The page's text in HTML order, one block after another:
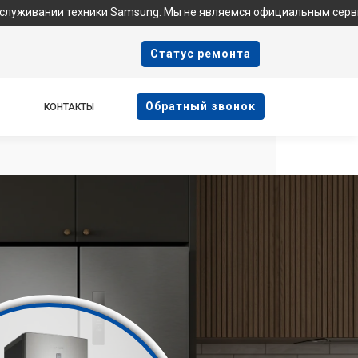
Samsung. Мы не являемся официальным сервисом, не
Cтатус ремонта
КОНТАКТЫ Oбратный звонок